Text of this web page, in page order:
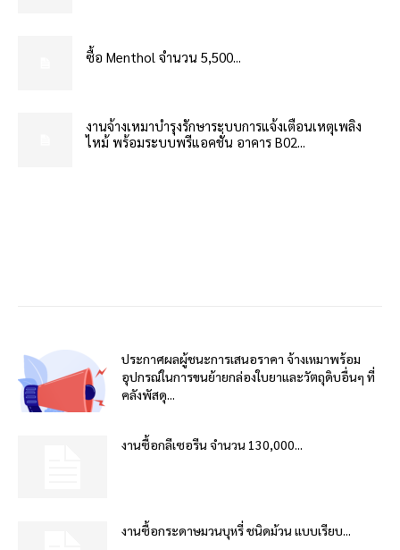
ซื้อ Menthol จำนวน 5,500...
งานจ้างเหมาบำรุงรักษาระบบการแจ้งเตือนเหตุเพลิง
ไหม้ พร้อมระบบพรีแอคชั่น อาคาร B02...
ประกาศผลผู้ชนะการเสนอราคา จ้างเหมาพร้อม
อุปกรณ์ในการขนย้ายกล่องใบยาและวัตถุดิบอื่นๆ ที่
คลังพัสดุ...
งานซื้อกลีเซอรีน จำนวน 130,000...
งานซื้อกระดาษมวนบุหรี่ ชนิดม้วน แบบเรียบ...